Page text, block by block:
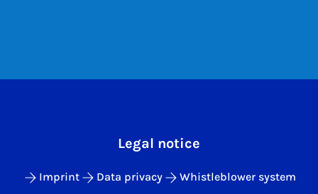
Legal notice
Imprint Data privacy Whistleblower system